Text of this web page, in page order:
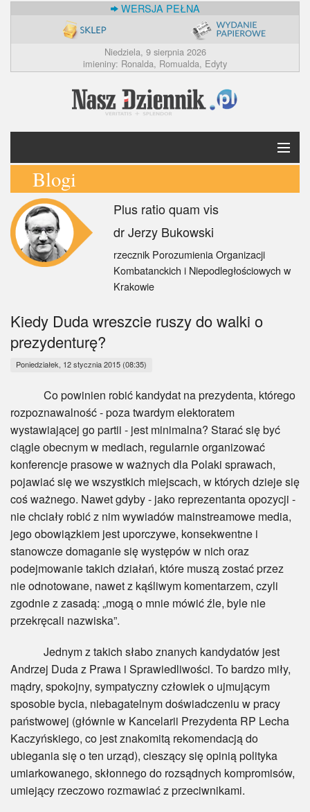
WERSJA PEŁNA
Niedziela, 9 sierpnia 2026
imieniny: Ronalda, Romualda, Edyty
Krótko
Polska
Świat
Myśl
Wiara
BlogAiD
Zaproszenia
Blogi
Plus ratio quam vis
dr Jerzy Bukowski
rzecznik Porozumienia Organizacji
Kombatanckich i Niepodległościowych w
Krakowie
Kiedy Duda wreszcie ruszy do walki o
prezydenturę?
Poniedziałek, 12 stycznia 2015 (08:35)
Co powinien robić kandydat na prezydenta, którego
rozpoznawalność - poza twardym elektoratem
wystawiającej go partii - jest minimalna? Starać się być
ciągle obecnym w mediach, regularnie organizować
konferencje prasowe w ważnych dla Polaki sprawach,
pojawiać się we wszystkich miejscach, w których dzieje się
coś ważnego. Nawet gdyby - jako reprezentanta opozycji -
nie chciały robić z nim wywiadów mainstreamowe media,
jego obowiązkiem jest uporczywe, konsekwentne i
stanowcze domaganie się występów w nich oraz
podejmowanie takich działań, które muszą zostać przez
nie odnotowane, nawet z kąśliwym komentarzem, czyli
zgodnie z zasadą: „mogą o mnie mówić źle, byle nie
przekręcali nazwiska”.
Jednym z takich słabo znanych kandydatów jest
Andrzej Duda z Prawa i Sprawiedliwości. To bardzo miły,
mądry, spokojny, sympatyczny człowiek o ujmującym
sposobie bycia, niebagatelnym doświadczeniu w pracy
państwowej (głównie w Kancelarii Prezydenta RP Lecha
Kaczyńskiego, co jest znakomitą rekomendacją do
ubiegania się o ten urząd), cieszący się opinią polityka
umiarkowanego, skłonnego do rozsądnych kompromisów,
umiejący rzeczowo rozmawiać z przeciwnikami.